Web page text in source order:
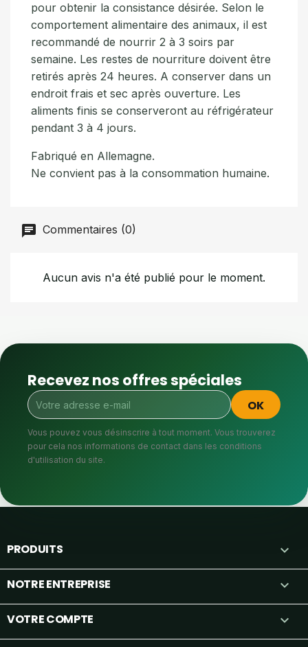
pour obtenir la consistance désirée. Selon le
comportement alimentaire des animaux, il est
recommandé de nourrir 2 à 3 soirs par
semaine. Les restes de nourriture doivent être
retirés après 24 heures. A conserver dans un
endroit frais et sec après ouverture. Les
aliments finis se conserveront au réfrigérateur
pendant 3 à 4 jours.
Fabriqué en Allemagne.
Ne convient pas à la consommation humaine.
Commentaires (0)
Aucun avis n'a été publié pour le moment.
Recevez nos offres spéciales
Vous pouvez vous désinscrire à tout moment. Vous trouverez
pour cela nos informations de contact dans les conditions
d'utilisation du site.
PRODUITS 
NOTRE ENTREPRISE 
VOTRE COMPTE 